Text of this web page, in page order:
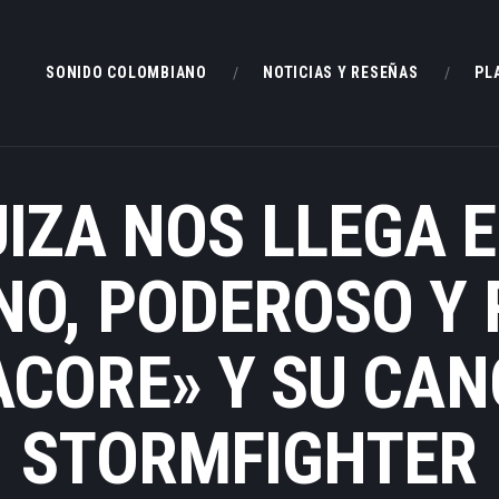
SONIDO COLOMBIANO NOTICIAS Y RESEÑAS
NOS LLEGA
PODEROSO Y
Y SU
STORMFIGHTER
VIDEOS
CONTACTO